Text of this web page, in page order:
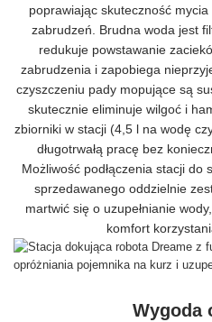
poprawiając skuteczność
zabrudzeń. Brudna woda jest
redukuje powstawanie
zabrudzenia i zapobiega
czyszczeniu pady mopujące są
skutecznie eliminuje wilgoć i
zbiorniki w stacji (4,5 l na wodę
długotrwałą pracę bez
Możliwość podłączenia stacji do
sprzedawanego oddzielnie
martwić się o uzupełnianie
komfort
Wygoda